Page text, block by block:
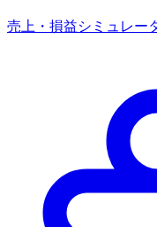
売上・損益シミュレー